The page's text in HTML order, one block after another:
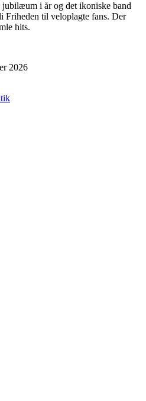
jubilæum i år og det ikoniske band
Friheden til veloplagte fans. Der
hits.
2026